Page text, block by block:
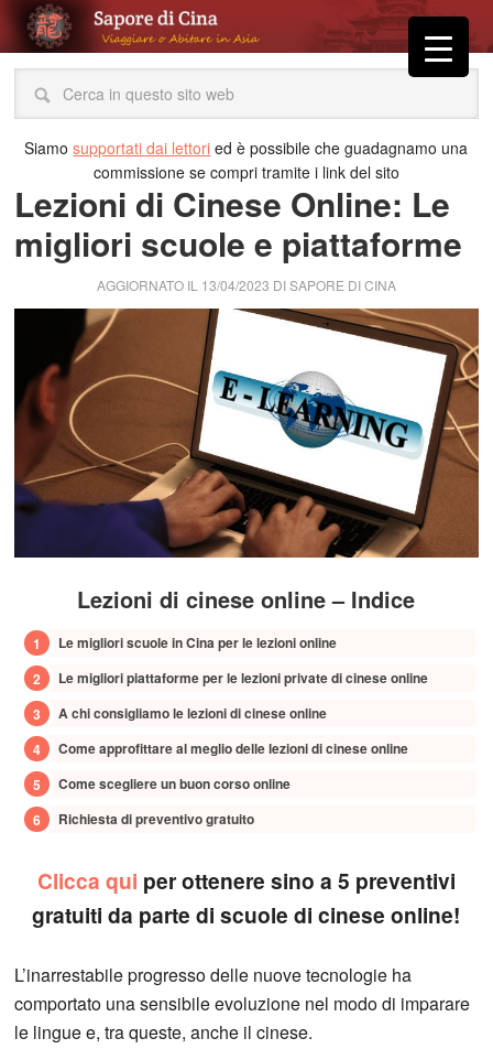
Siamosupportati dai lettori ed è possibile che guadagnamo una
commissione se compri tramite i link del sito
Lezioni di Cinese Online: Le
migliori scuole e piattaforme
AGGIORNATO IL 13/04/2023 DISAPORE DI CINA
Lezioni di cinese online – Indice
Le migliori scuole in Cina per le lezioni online
Le migliori piattaforme per le lezioni private di cinese online
A chi consigliamo le lezioni di cinese online
Come approfittare al meglio delle lezioni di cinese online
Come scegliere un buon corso online
Richiesta di preventivo gratuito
Clicca qui per ottenere sino a 5 preventivi
gratuiti da parte di scuole di cinese online!
L’inarrestabile progresso delle nuove tecnologie ha
comportato una sensibile evoluzione nel modo di imparare
le lingue e, tra queste, anche il cinese.